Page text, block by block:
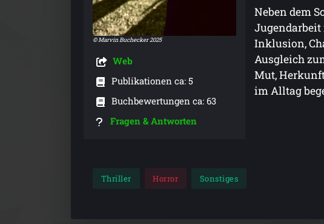
© Marvin Buchecker 2025
Web
Publikationen ca: 5
Buchbewertungen ca: 63
Fragen & Antworten
Neben dem
Jugendarbeit
Inklusion,
Ausgleich
Mut,
im Alltag
Thriller Horror Sonstiges